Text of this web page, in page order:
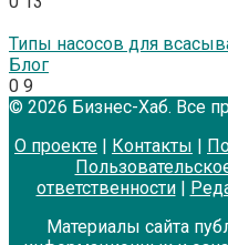
Типы насосов для
Блог
0 9
© 2026 Бизнес-Хаб. Все
О проекте | Контакты |
ответственности|
Материалы сайта